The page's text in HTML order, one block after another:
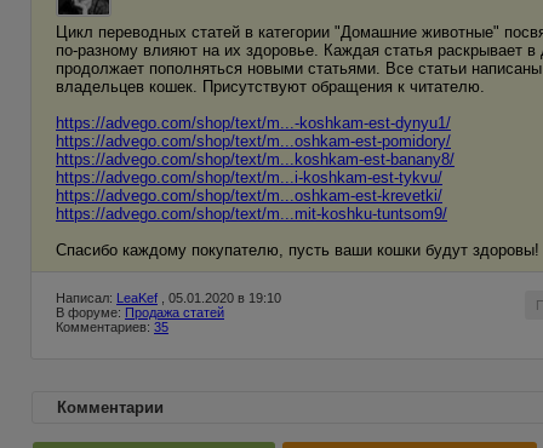
Цикл переводных статей в категории "Домашние животные"
по-разному влияют на их здоровье. Каждая статья раскрывает
продолжает пополняться новыми статьями. Все статьи
владельцев кошек. Присутствуют обращения к читателю.
https://advego.com/shop/text/m...-koshkam-est-dynyu1/
https://advego.com/shop/text/m...oshkam-est-pomidory/
https://advego.com/shop/text/m...koshkam-est-banany8/
https://advego.com/shop/text/m...i-koshkam-est-tykvu/
https://advego.com/shop/text/m...oshkam-est-krevetki/
https://advego.com/shop/text/m...mit-koshku-tuntsom9/
Спасибо каждому покупателю, пусть ваши кошки будут здоровы!
Написал: LeaKef , 05.01.2020 в 19:10
В форуме: Продажа статей
Комментариев: 35
Комментарии